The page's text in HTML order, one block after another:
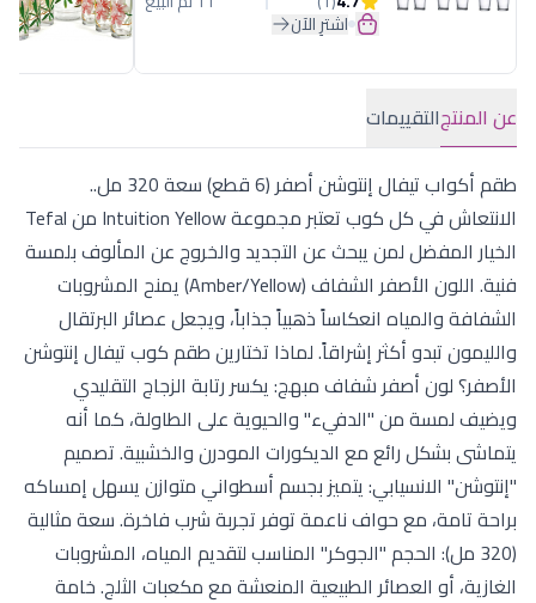
اشترِ الآن
عن المنتجالتقييمات
طقم أكواب تيفال إنتوشن أصفر (6 قطع) سعة 320 مل..
الانتعاش في كل كوب تعتبر مجموعة Intuition Yellow من Tefal
الخيار المفضل لمن يبحث عن التجديد والخروج عن المألوف بلمسة
فنية. اللون الأصفر الشفاف (Amber/Yellow) يمنح المشروبات
الشفافة والمياه انعكاساً ذهبياً جذاباً، ويجعل عصائر البرتقال
والليمون تبدو أكثر إشراقاً. لماذا تختارين طقم كوب تيفال إنتوشن
الأصفر؟ لون أصفر شفاف مبهج: يكسر رتابة الزجاج التقليدي
ويضيف لمسة من "الدفيء" والحيوية على الطاولة، كما أنه
يتماشى بشكل رائع مع الديكورات المودرن والخشبية. تصميم
"إنتوشن" الانسيابي: يتميز بجسم أسطواني متوازن يسهل إمساكه
براحة تامة، مع حواف ناعمة توفر تجربة شرب فاخرة. سعة مثالية
(320 مل): الحجم "الجوكر" المناسب لتقديم المياه، المشروبات
الغازية، أو العصائر الطبيعية المنعشة مع مكعبات الثلج. خامة